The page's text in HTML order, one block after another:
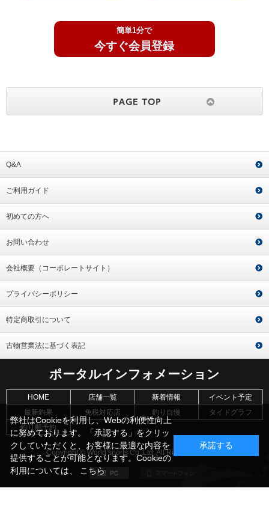
簡単1分で
今すぐ会員登録
Q&A
ご利用ガイド
初めての方へ
お問い合わせ
会社概要（コーポレートサイト）
プライバシーポリシー
特定商取引について
古物営業法に基づく表記
ポータルインフォメーション
HOME 店舗一覧 新着情報
イベント予定
最新釣果
免税対応店 釣り自慢
タイドグラフ
釣り船予約
Copyright © World sports Co.,Ltd. All Rights Reserved.
弊社はCookieを利用し、Webの利便性向上
に努めております。「承認する」をクリッ
クしていただくと、お客様に最適な内容を
提供することが可能となります。Cookieの
利用については、 こちら
承諾する